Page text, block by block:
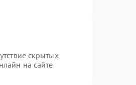
скрытых
на сайте